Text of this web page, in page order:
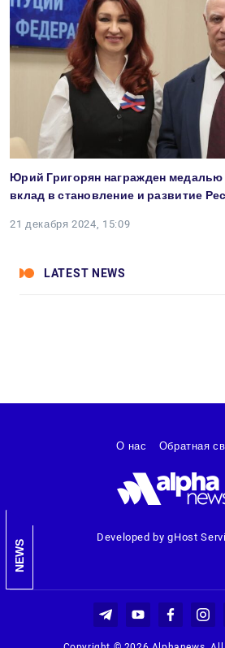
Юрий Григорян награжден
вклад в становление и развитие
21 декабря 2024, 15:09
LATEST NEWS
NEWS
Developed by gHost
О нас Обратная